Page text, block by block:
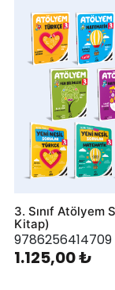
3. Sınıf Atölyem
Kitap)
9786256414709
1.125,00 ₺